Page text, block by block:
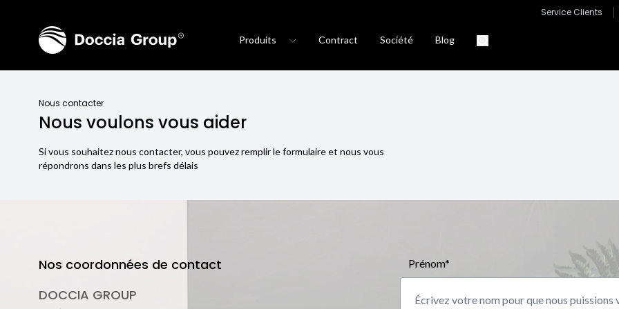
Service Clients
Produits Contract Société Blog
Nous contacter
Nous voulons vous aider
Si vous souhaitez nous contacter, vous pouvez remplir le formulaire et nous vous
répondrons dans les plus brefs délais
Nos coordonnées de contact
DOCCIA GROUP
Prénom*